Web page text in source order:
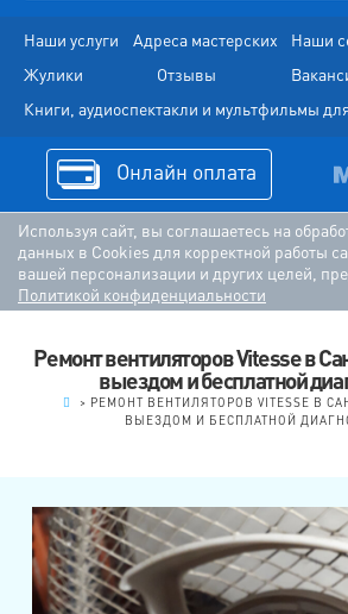
Наши услуги Адреса мастерских Наши
Жулики
Отзывы
Книги, аудиоспектакли и мультфильмы
Онлайн оплата
Используя сайт, вы соглашаетесь на
данных в Cookies для корректной работы
вашей персонализации и других целей,
Политикой конфиденциальности
Ремонт вентиляторов Vitesse в
выездом и бесплатной
> РЕМОНТ ВЕНТИЛЯТОРОВ VITESSE В
ВЫЕЗДОМ И БЕСПЛАТНОЙ